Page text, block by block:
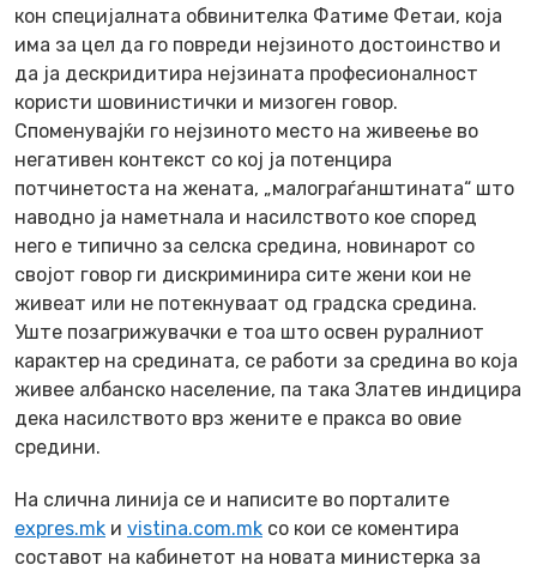
кон специјалната обвинителка Фатиме Фетаи, која
има за цел да го повреди нејзиното достоинство и
да ја дескридитира нејзината професионалност
користи шовинистички и мизоген говор.
Споменувајќи го нејзиното место на живеење во
негативен контекст со кој ја потенцира
потчинетоста на жената, „малограѓанштината“ што
наводно ја наметнала и насилството кое според
него е типично за селска средина, новинарот со
својот говор ги дискриминира сите жени кои не
живеат или не потекнуваат од градска средина.
Уште позагрижувачки е тоа што освен руралниот
карактер на средината, се работи за средина во која
живее албанско население, па така Златев индицира
дека насилството врз жените е пракса во овие
средини.
На слична линија се и написите во порталите
expres.mk и vistina.com.mk со кои се коментира
составот на кабинетот на новата министерка за